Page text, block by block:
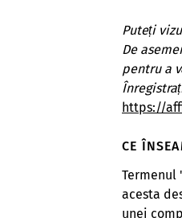
Puteți
De
pentru a
https://
CE
Termenul
acesta
unei